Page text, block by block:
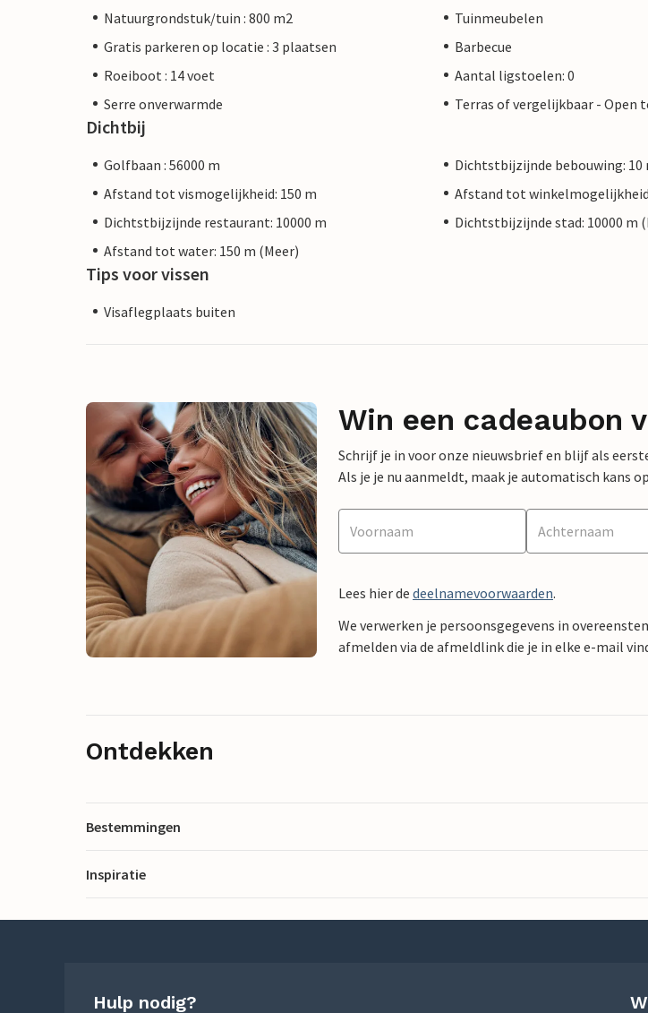
Natuurgrondstuk/tuin : 800 m2
Tuinmeubelen
Gratis parkeren op locatie : 3 plaatsen
Barbecue
Roeiboot : 14 voet
Aantal ligstoelen: 0
Serre onverwarmde
Terras of vergelijkbaar - Open
Dichtbij
Golfbaan : 56000 m
Dichtstbijzijnde bebouwing: 10
Afstand tot vismogelijkheid: 150 m
Afstand tot
Dichtstbijzijnde restaurant: 10000 m
Dichtstbijzijnde stad: 10000 m
Afstand tot water: 150 m (Meer)
Tips voor vissen
Visaflegplaats buiten
Win een cadeaubon
Schrijf je in voor onze nieuwsbrief en blijf als
Als je je nu aanmeldt, maak je automatisch kans
Lees hier de deelnamevoorwaarden.
We verwerken je persoonsgegevens in
afmelden via de afmeldlink die je in elke e-mail
Ontdekken
Bestemmingen
Inspiratie
Hulp nodig?